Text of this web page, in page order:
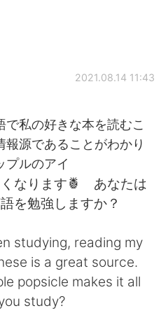
中文
2021.08.14 11:43
私の好きな本を読むこ
報源であることがわかり
プルのアイ
くなります🍍 あなたは
を勉強しますか？
studying, reading my
is a great source.
popsicle makes it all
study?